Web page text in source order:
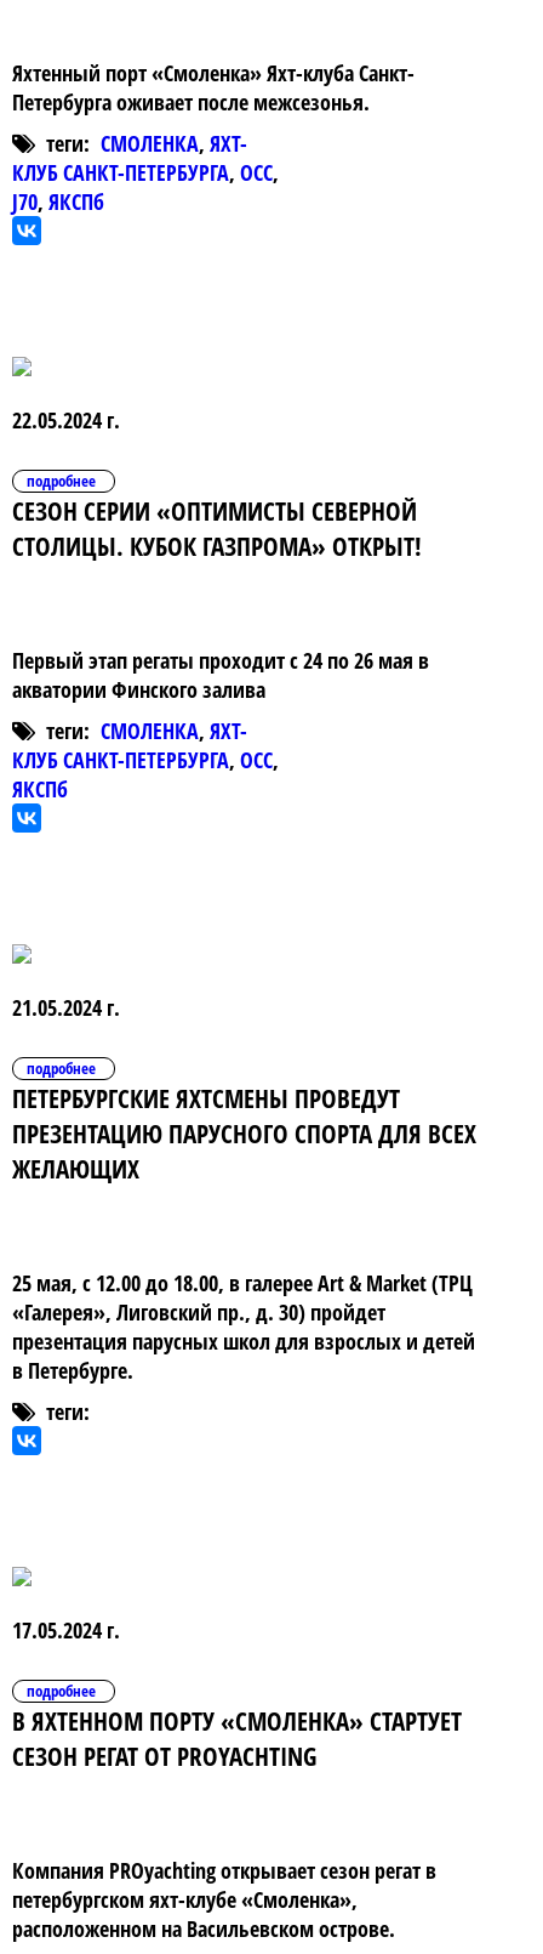
Яхтенный порт «Смоленка» Яхт-клуба Санкт-
Петербурга оживает после межсезонья.
теги: СМОЛЕНКА, ЯХТ-
КЛУБ САНКТ-ПЕТЕРБУРГА, ОСС,
J70, ЯКСПб
22.05.2024 г.
подробнее
СЕЗОН СЕРИИ «ОПТИМИСТЫ СЕВЕРНОЙ
СТОЛИЦЫ. КУБОК ГАЗПРОМА» ОТКРЫТ!
Первый этап регаты проходит с 24 по 26 мая в
акватории Финского залива
теги: СМОЛЕНКА, ЯХТ-
КЛУБ САНКТ-ПЕТЕРБУРГА, ОСС,
ЯКСПб
21.05.2024 г.
подробнее
ПЕТЕРБУРГСКИЕ ЯХТСМЕНЫ ПРОВЕДУТ
ПРЕЗЕНТАЦИЮ ПАРУСНОГО СПОРТА ДЛЯ ВСЕХ
ЖЕЛАЮЩИХ
25 мая, с 12.00 до 18.00, в галерее Art & Market (ТРЦ
«Галерея», Лиговский пр., д. 30) пройдет
презентация парусных школ для взрослых и детей
в Петербурге.
теги:
17.05.2024 г.
подробнее
В ЯХТЕННОМ ПОРТУ «СМОЛЕНКА» СТАРТУЕТ
СЕЗОН РЕГАТ ОТ PROYACHTING
Компания PROyachting открывает сезон регат в
петербургском яхт-клубе «Смоленка»,
расположенном на Васильевском острове.